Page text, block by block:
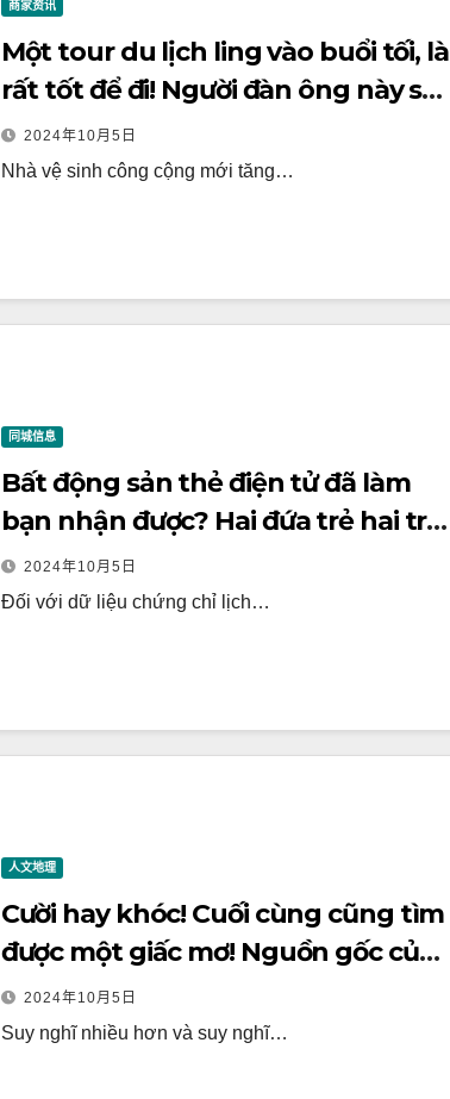
商家资讯
Một tour du lịch ling vào buổi tối, là
rất tốt để đi! Người đàn ông này sợ
rằng những người khác không
nhìn thấy biểu tượng này, dán ba
2024年10月5日
Nhà vệ sinh công cộng mới tăng…
同城信息
Bất động sản thẻ điện tử đã làm
bạn nhận được? Hai đứa trẻ hai trẻ
em gia đình có thể làm một bát
nước bình đẳng?
2024年10月5日
Đối với dữ liệu chứng chỉ lịch…
人文地理
Cười hay khóc! Cuối cùng cũng tìm
được một giấc mơ! Nguồn gốc của
ông là shaoxing, chiết giang
2024年10月5日
Suy nghĩ nhiều hơn và suy nghĩ…